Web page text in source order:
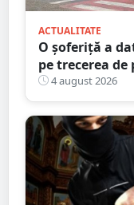
ACTUALITATE
O șoferiță a
pe trecerea
4 august 2026